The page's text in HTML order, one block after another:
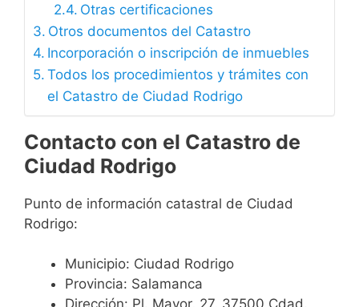
Otras certificaciones
Otros documentos del Catastro
Incorporación o inscripción de inmuebles
Todos los procedimientos y trámites con
el Catastro de Ciudad Rodrigo
Contacto con el Catastro de
Ciudad Rodrigo
Punto de información catastral de Ciudad
Rodrigo:
Municipio: Ciudad Rodrigo
Provincia: Salamanca